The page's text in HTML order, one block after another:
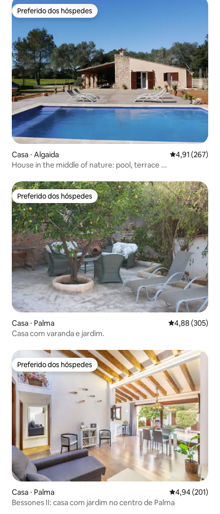
Preferido dos hóspedes
Preferido dos hóspedes
Casa ⋅ Algaida 4,91 de uma
4,91 (267)
House in the middle of nature: pool, terrace ...
Preferido dos hóspedes
Preferido dos hóspedes
Casa ⋅ Palma 4,88 de uma
4,88 (305)
Casa com varanda e jardim.
Preferido dos hóspedes
Preferido dos hóspedes
Casa ⋅ Palma 4,94 de uma
4,94 (201)
Bessones II: casa com jardim no centro de Palma